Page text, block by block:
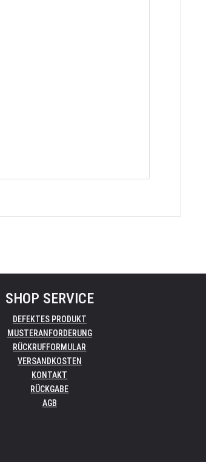
SHOP SERVICE
DEFEKTES PRODUKT
MUSTERANFORDERUNG
RÜCKRUFFORMULAR
VERSANDKOSTEN
KONTAKT
RÜCKGABE
AGB